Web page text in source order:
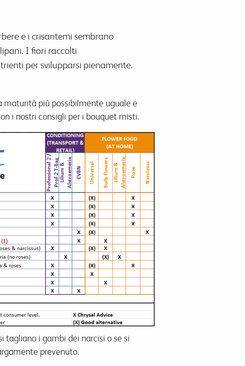
e i crisantemi sembrano
I fiori raccolti
per svilupparsi pienamente.
maturità più possibilmente uguale e
i nostri consigli per i bouquet misti.
tagliano i gambi dei narcisi o se si
prevenuto.